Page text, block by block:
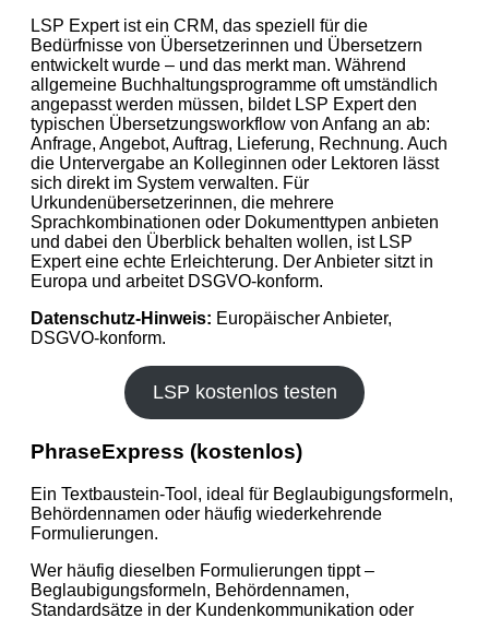
LSP Expert ist ein CRM, das speziell für die
Bedürfnisse von Übersetzerinnen und Übersetzern
entwickelt wurde – und das merkt man. Während
allgemeine Buchhaltungsprogramme oft umständlich
angepasst werden müssen, bildet LSP Expert den
typischen Übersetzungsworkflow von Anfang an ab:
Anfrage, Angebot, Auftrag, Lieferung, Rechnung. Auch
die Untervergabe an Kolleginnen oder Lektoren lässt
sich direkt im System verwalten. Für
Urkundenübersetzerinnen, die mehrere
Sprachkombinationen oder Dokumenttypen anbieten
und dabei den Überblick behalten wollen, ist LSP
Expert eine echte Erleichterung. Der Anbieter sitzt in
Europa und arbeitet DSGVO-konform.
Datenschutz-Hinweis: Europäischer Anbieter,
DSGVO‑konform.
LSP kostenlos testen
PhraseExpress (kostenlos)
Ein Textbaustein-Tool, ideal für Beglaubigungsformeln,
Behördennamen oder häufig wiederkehrende
Formulierungen.
Wer häufig dieselben Formulierungen tippt –
Beglaubigungsformeln, Behördennamen,
Standardsätze in der Kundenkommunikation oder